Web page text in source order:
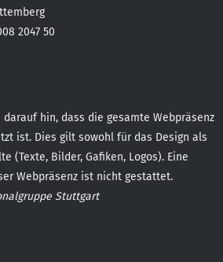
2047 50
hin, dass die gesamte Webpräsenz
ist. Dies gilt sowohl für das Design als
(Texte, Bilder, Gafiken, Logos). Eine
Webpräsenz ist nicht gestattet.
Stuttgart